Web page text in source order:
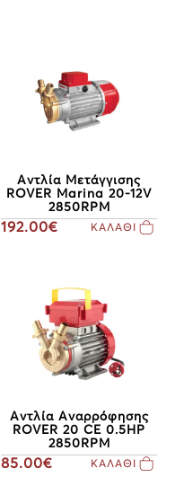
Αντλία Μετάγγισης
ROVER Marina 20-12V
2850RPM
192.00€ ΚΑΛΑΘΙ
Αντλία Αναρρόφησης
ROVER 20 CE 0.5HP
2850RPM
85.00€ ΚΑΛΑΘΙ